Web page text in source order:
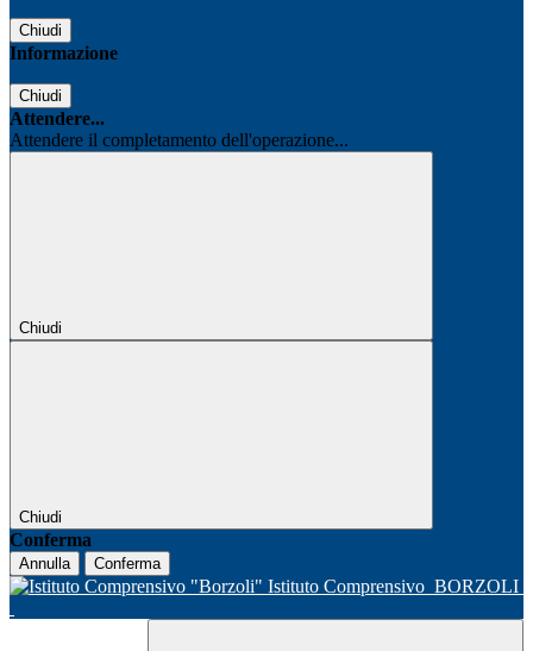
Chiudi
Informazione
Chiudi
Attendere...
Attendere il completamento dell'operazione...
Chiudi
Chiudi
Conferma
Annulla Conferma
Istituto Comprensivo BORZOLI